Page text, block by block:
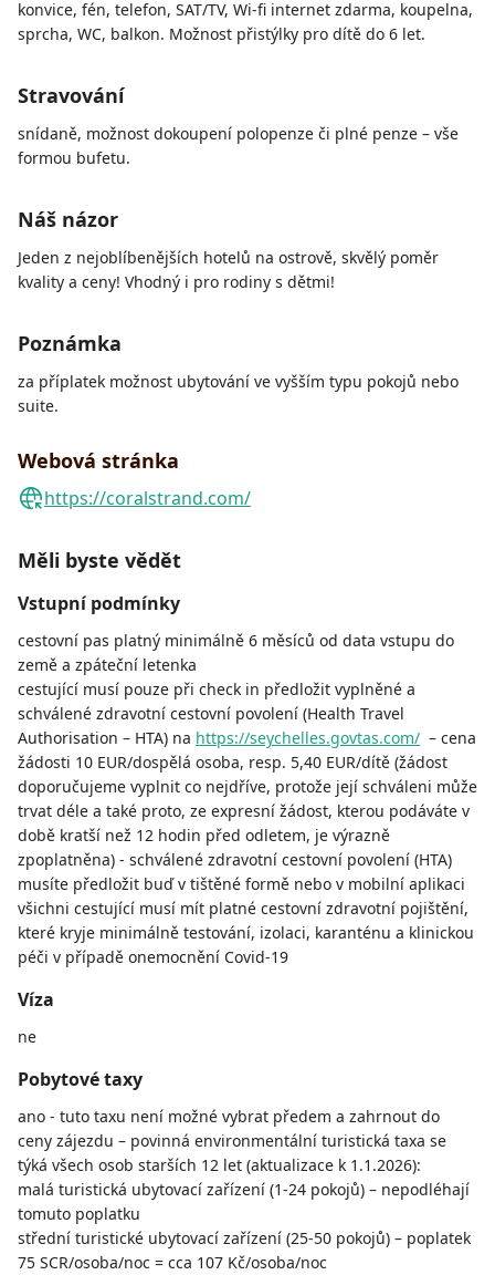
konvice, fén, telefon, SAT/TV, Wi-fi internet zdarma, koupelna,
sprcha, WC, balkon. Možnost přistýlky pro dítě do 6 let.
Stravování
snídaně, možnost dokoupení polopenze či plné penze – vše
formou bufetu.
Náš názor
Jeden z nejoblíbenějších hotelů na ostrově, skvělý poměr
kvality a ceny! Vhodný i pro rodiny s dětmi!
Poznámka
za příplatek možnost ubytování ve vyšším typu pokojů nebo
suite.
Webová stránka
https://coralstrand.com/
Měli byste vědět
Vstupní podmínky
cestovní pas platný minimálně 6 měsíců od data vstupu do
země a zpáteční letenka
cestující musí pouze při check in předložit vyplněné a
schválené zdravotní cestovní povolení (Health Travel
Authorisation – HTA) na https://seychelles.govtas.com/ – cena
žádosti 10 EUR/dospělá osoba, resp. 5,40 EUR/dítě (žádost
doporučujeme vyplnit co nejdříve, protože její schváleni může
trvat déle a také proto, ze expresní žádost, kterou podáváte v
době kratší než 12 hodin před odletem, je výrazně
zpoplatněna) - schválené zdravotní cestovní povolení (HTA)
musíte předložit buď v tištěné formě nebo v mobilní aplikaci
všichni cestující musí mít platné cestovní zdravotní pojištění,
které kryje minimálně testování, izolaci, karanténu a klinickou
péči v případě onemocnění Covid-19
Víza
ne
Pobytové taxy
ano - tuto taxu není možné vybrat předem a zahrnout do
ceny zájezdu – povinná environmentální turistická taxa se
týká všech osob starších 12 let (aktualizace k 1.1.2026):
malá turistická ubytovací zařízení (1-24 pokojů) – nepodléhají
tomuto poplatku
střední turistické ubytovací zařízení (25-50 pokojů) – poplatek
75 SCR/osoba/noc = cca 107 Kč/osoba/noc